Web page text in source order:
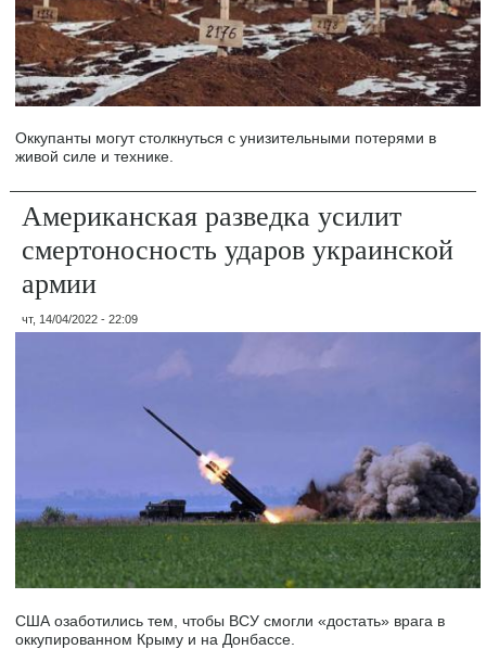
Оккупанты могут столкнуться с унизительными потерями в
живой силе и технике.
Американская разведка усилит
смертоносность ударов украинской
армии
чт, 14/04/2022 - 22:09
США озаботились тем, чтобы ВСУ смогли «достать» врага в
оккупированном Крыму и на Донбассе.